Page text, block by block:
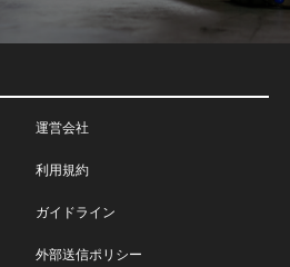
運営会社
利用規約
ガイドライン
外部送信ポリシー